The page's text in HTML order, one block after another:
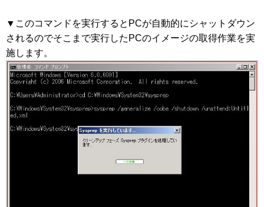
▼このコマンドを実行するとPCが自動的にシャットダウン
されるのでそこまで実行したPCのイメージの取得作業を実
施します。